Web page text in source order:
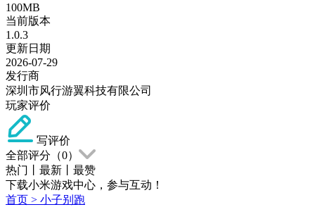
100MB
当前版本
1.0.3
更新日期
2026-07-29
发行商
深圳市风行游翼科技有限公司
玩家评价
写评价
全部评分（0）
热门
最新
最赞
下载小米游戏中心，参与互动！
首页 > 小子别跑